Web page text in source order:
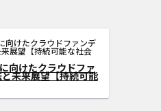
SDGs社会課題解決に向けたクラウ
ンディングの活用法と未来展望【持
な社会づくり】